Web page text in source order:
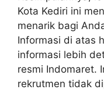
Kota Kediri ini
menarik bagi
Informasi di atas
informasi lebih
resmi Indomaret.
rekrutmen tidak